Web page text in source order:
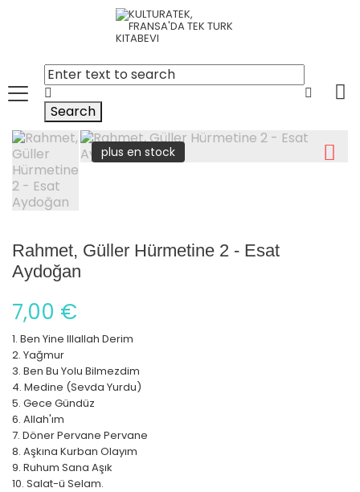
Search
plus en stock
Rahmet, Güller Hürmetine 2 - Esat
Aydoğan
7,00 €
1. Ben Yine Illallah Derim
2. Yağmur
3. Ben Bu Yolu Bilmezdim
4. Medine (Sevda Yurdu)
5. Gece Gündüz
6. Allah'ım
7. Döner Pervane Pervane
8. Aşkına Kurban Olayım
9. Ruhum Sana Aşık
10. Salat-ü Selam.